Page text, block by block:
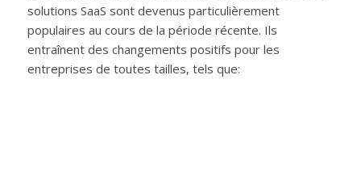
solutions SaaS sont devenus particulièrement
populaires au cours de la période récente. Ils
entraînent des changements positifs pour les
entreprises de toutes tailles, tels que: